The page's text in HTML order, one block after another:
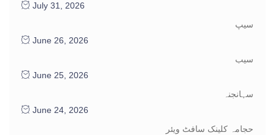
July 31, 2026
سیپ
June 26, 2026
سیب
June 25, 2026
سہانجنہ
June 24, 2026
حجامہ کلینک سافٹ ویئر